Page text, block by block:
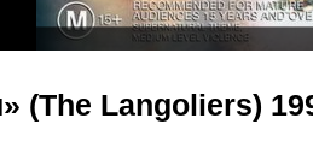
(The Langoliers)